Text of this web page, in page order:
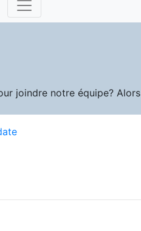
joindre notre équipe? Alors